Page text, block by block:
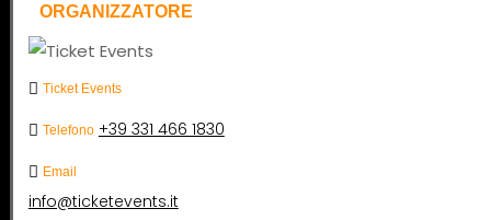
ORGANIZZATORE
Ticket Events
Telefono +39 331 466 1830
Email
info@ticketevents.it